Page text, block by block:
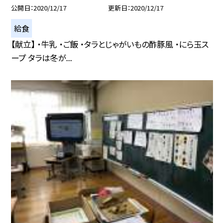
公開日 2020/12/17 更新日 2020/12/17
給食
【献立】 ・牛乳 ・ご飯 ・タラとじゃがいもの酢豚風 ・にら玉ス
ープ タラは冬が...